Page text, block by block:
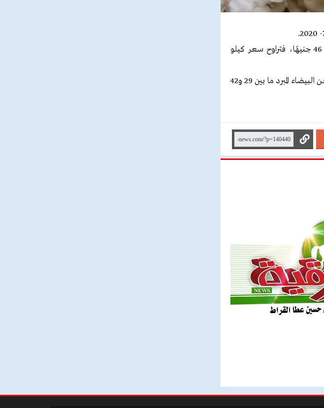
وسجل سعر كيلو الدجاج البلدي للمستهلك العادي في محلات التجزئة، ما بين 31 – 46 جنيهًا، فتراوح سعر كيلو
وبلغ سعر كيلو الدواجن البلدية المبرد ما بين 29 و38 جنيهًا،، في حين بلغ سعر كيلو الدواجن البيضاء المبرد ما بين 29 و42